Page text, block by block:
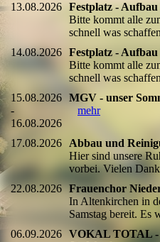
13.08.2026 Festplatz -
Bitte kommt alle
schnell was
14.08.2026 Festplatz -
Bitte kommt alle
schnell was
15.08.2026
-
16.08.2026
MGV - unser
mehr
17.08.2026
Abbau und
Hier sind unsere
vorbei. Vielen
22.08.2026 Frauenchor
In Altenkirchen in
Samstag bereit.
06.09.2026 VOKAL TOTAL -